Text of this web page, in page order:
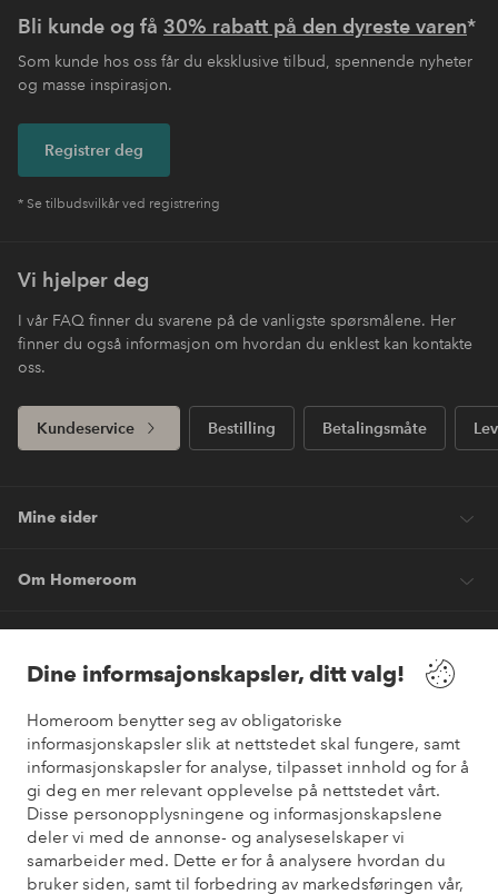
Dine informsajonskapsler, ditt valg!
Homeroom benytter seg av obligatoriske
informasjonskapsler slik at nettstedet skal fungere, samt
informasjonskapsler for analyse, tilpasset innhold og for å
gi deg en mer relevant opplevelse på nettstedet vårt.
Disse personopplysningene og informasjonskapslene
deler vi med de annonse- og analyseselskaper vi
samarbeider med. Dette er for å analysere hvordan du
bruker siden, samt til forbedring av markedsføringen vår,
Bli kunde og få 30% rabatt på den dyreste varen*
Som kunde hos oss får du eksklusive tilbud, spennende nyheter
og masse inspirasjon.
Registrer deg
* Se tilbudsvilkår ved registrering
Vi hjelper deg
I vår FAQ finner du svarene på de vanligste spørsmålene. Her
finner du også informasjon om hvordan du enklest kan kontakte
oss.
Kundeservice Bestilling Betalingsmåte
Mine sider
Om Homeroom
Venner
Sikre betalinger